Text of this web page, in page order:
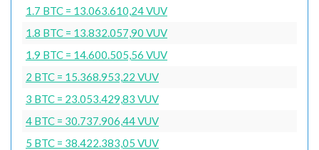
1.7 BTC = 13.063.610,24 VUV
1.8 BTC = 13.832.057,90 VUV
1.9 BTC = 14.600.505,56 VUV
2 BTC = 15.368.953,22 VUV
3 BTC = 23.053.429,83 VUV
4 BTC = 30.737.906,44 VUV
5 BTC = 38.422.383,05 VUV